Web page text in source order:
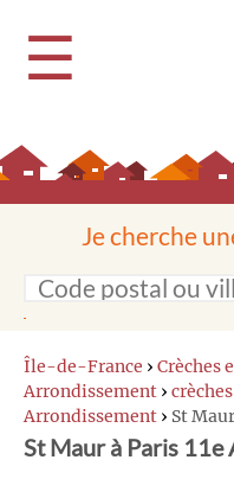
☰
Je cherche
Île-de-France › Crèches
Arrondissement ›
Arrondissement › St Maur
St Maur à Paris